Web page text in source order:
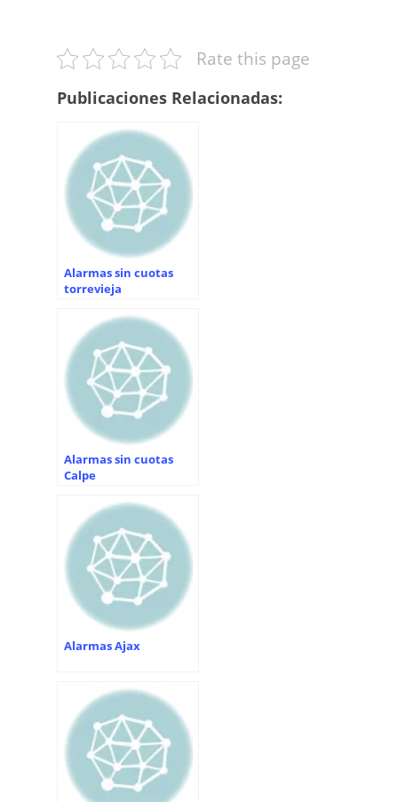
Rate this page
Publicaciones Relacionadas:
Alarmas sin cuotas
torrevieja
Alarmas sin cuotas
Calpe
Alarmas Ajax